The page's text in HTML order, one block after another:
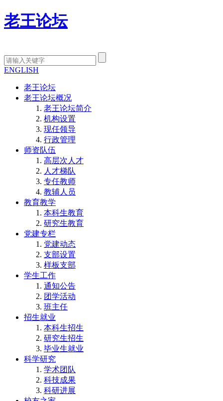
老王论坛
ENGLISH
老王论坛
老王论坛概况
老王论坛简介
机构设置
现任领导
行政管理
师资队伍
高层次人才
人才梯队
专任教师
教辅人员
教育教学
本科生教育
研究生教育
党建专栏
党建动态
支部设置
样板支部
学生工作
通知公告
团学活动
班主任
招生就业
本科生招生
研究生招生
毕业生就业
科学研究
学术团队
科技成果
科研进展